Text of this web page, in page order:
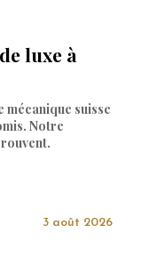
luxe à
suisse
Notre
3 août 2026